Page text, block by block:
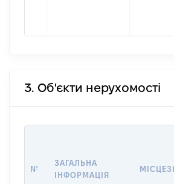
3. Об'єкти нерухомості
№
ЗАГАЛЬНА
ІНФОРМАЦІЯ